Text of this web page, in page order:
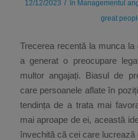
12/12/2023 / în Managementul
great
Trecerea recentă la munca
a generat o preocupare
multor angajați. Biasul de
care persoanele aflate în
tendința de a trata mai
mai aproape de ei, această
învechită că cei care lucrează